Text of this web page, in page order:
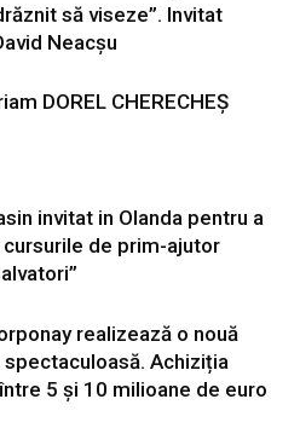
să viseze”. Invitat
Neacșu
DOREL CHERECHEŞ
invitat in Olanda pentru a
de prim-ajutor
realizează o nouă
Achiziția
5 și 10 milioane de euro